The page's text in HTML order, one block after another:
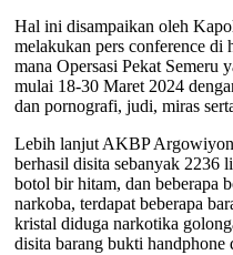
Hal ini disampaikan oleh
melakukan pers conference di
mana Opersasi Pekat Semeru
mulai 18-30 Maret 2024
dan pornografi, judi, miras
Lebih lanjut AKBP
berhasil disita sebanyak 2236
botol bir hitam, dan beberapa
narkoba, terdapat beberapa
kristal diduga narkotika
disita barang bukti